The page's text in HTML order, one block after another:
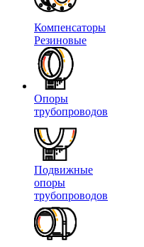
Компенсаторы
Резиновые
Опоры
трубопроводов
Подвижные
опоры
трубопроводов